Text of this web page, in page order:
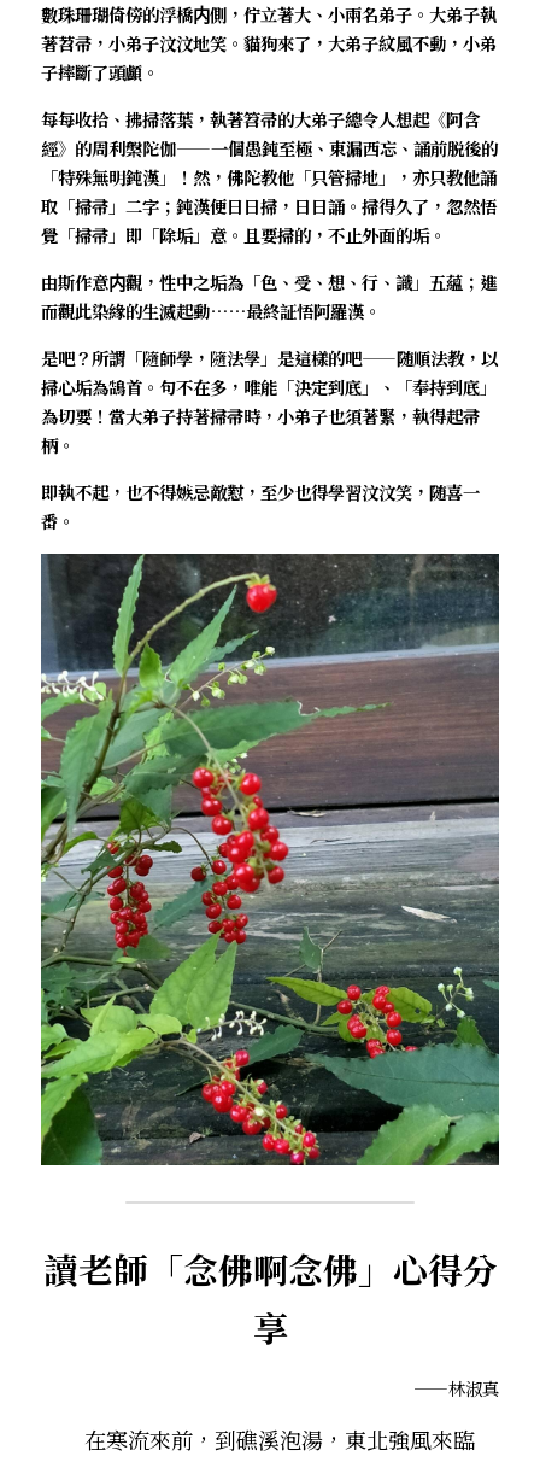
數珠珊瑚倚傍的浮橋内側，佇立著大、小兩名弟子。大弟子執
著苕帚，小弟子汶汶地笑。貓狗來了，大弟子紋風不動，小弟
子摔斷了頭顱。
每每收拾、拂掃落葉，執著笤帚的大弟子總令人想起《阿含
經》的周利槃陀伽——一個愚鈍至極、東漏西忘、誦前脱後的
「特殊無明鈍漢」！然，佛陀教他「只管掃地」，亦只教他誦
取「掃帚」二字；鈍漢便日日掃，日日誦。掃得久了，忽然悟
覺「掃帚」即「除垢」意。且要掃的，不止外面的垢。
由斯作意内觀，性中之垢為「色、受、想、行、識」五蘊；進
而觀此染緣的生滅起動……最終証悟阿羅漢。
是吧？所謂「隨師學， 隨法學」是這樣的吧——随順法教，以
掃心垢為鵠首。句不在多，唯能「決定到底」、「奉持到底」
為切要！當大弟子持著掃帚時，小弟子也須著緊，執得起帚
柄。
即執不起，也不得嫉忌敵懟，至少也得學習汶汶笑，随喜一
番。
讀老師「念佛啊念佛」心得分
享
——林淑真
在寒流來前，到礁溪泡湯，東北強風來臨